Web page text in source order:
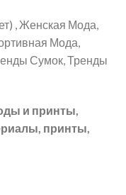
, Женская Мода,
Мода,
Сумок, Тренды
и принты,
принты,